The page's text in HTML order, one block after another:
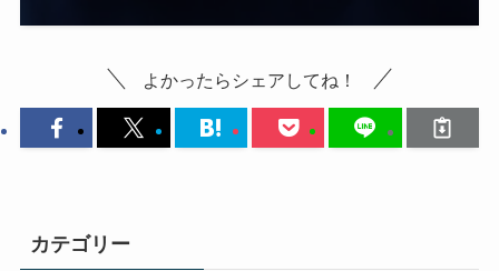
よかったらシェアしてね！
カテゴリー